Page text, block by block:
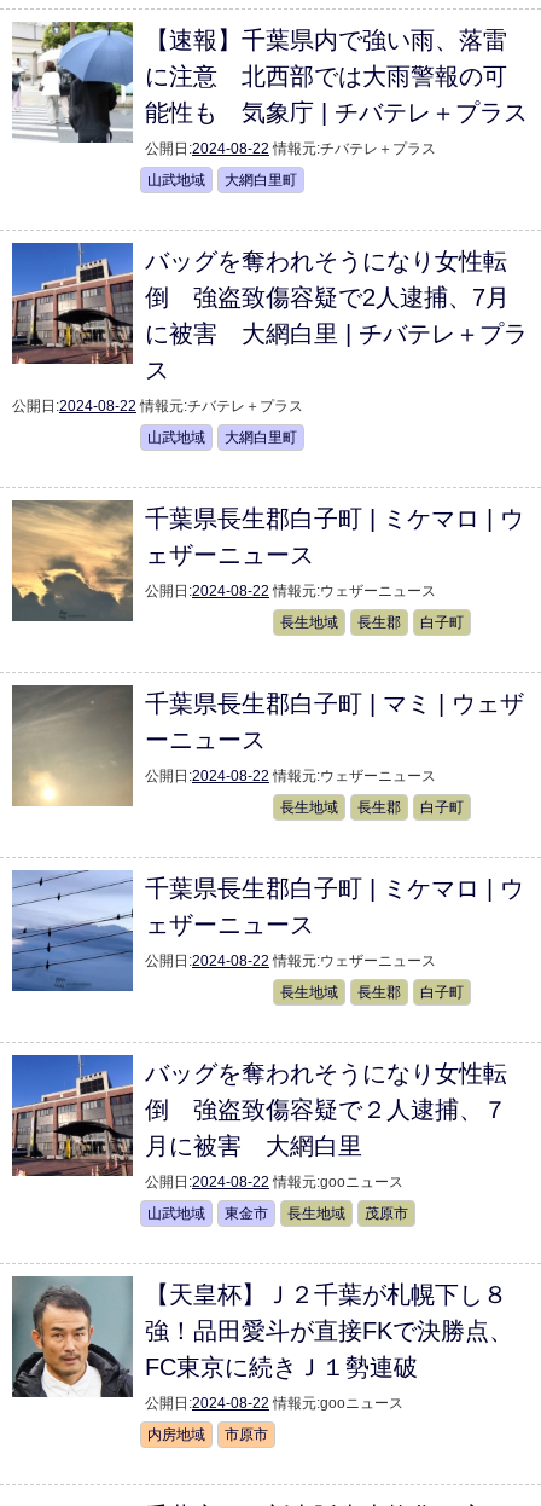
【速報】千葉県内で強い雨、落雷
に注意 北西部では大雨警報の可
能性も 気象庁 | チバテレ＋プラス
公開日:2024-08-22 情報元:チバテレ＋プラス
山武地域
大網白里町
バッグを奪われそうになり女性転
倒 強盗致傷容疑で2人逮捕、7月
に被害 大網白里 | チバテレ＋プラ
ス
公開日:2024-08-22 情報元:チバテレ＋プラス
山武地域
大網白里町
千葉県長生郡白子町 | ミケマロ | ウ
ェザーニュース
公開日:2024-08-22 情報元:ウェザーニュース
長生地域
長生郡 白子町
千葉県長生郡白子町 | マミ | ウェザ
ーニュース
公開日:2024-08-22 情報元:ウェザーニュース
長生地域
長生郡 白子町
千葉県長生郡白子町 | ミケマロ | ウ
ェザーニュース
公開日:2024-08-22 情報元:ウェザーニュース
長生地域
長生郡 白子町
バッグを奪われそうになり女性転
倒 強盗致傷容疑で２人逮捕、７
月に被害 大網白里
公開日:2024-08-22 情報元:gooニュース
山武地域
東金市 長生地域 茂原市
【天皇杯】Ｊ２千葉が札幌下し８
強！品田愛斗が直接FKで決勝点、
FC東京に続きＪ１勢連破
公開日:2024-08-22 情報元:gooニュース
内房地域
市原市